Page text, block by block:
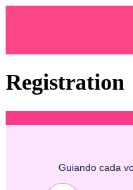
Registration
Guiando cada